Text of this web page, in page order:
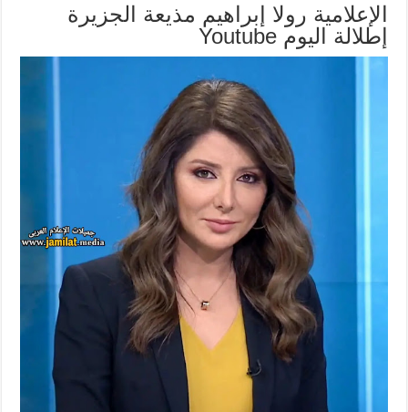
الإعلامية رولا إبراهيم مذيعة الجزيرة
إطلالة اليوم Youtube